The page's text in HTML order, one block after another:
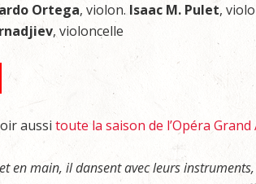
Ortega, violon. Isaac M. Pulet,
, violoncelle
aussi toute la saison de l’Opéra
en main, il dansent avec leurs